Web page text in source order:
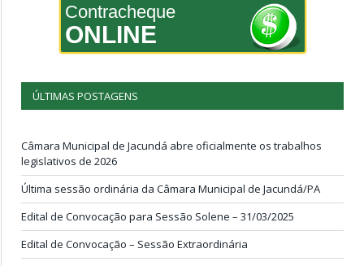
Contracheque
ONLINE
ÚLTIMAS POSTAGENS
Câmara Municipal de Jacundá abre oficialmente os trabalhos
legislativos de 2026
Última sessão ordinária da Câmara Municipal de Jacundá/PA
Edital de Convocação para Sessão Solene – 31/03/2025
Edital de Convocação – Sessão Extraordinária